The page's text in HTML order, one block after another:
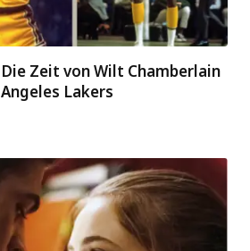
Zeit von Wilt Chamberlain
Lakers